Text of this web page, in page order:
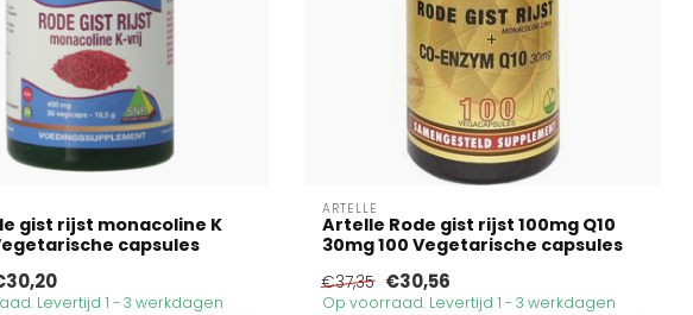
gist rijst monacoline K
capsules
Levertijd 1 - 3 werkdagen
ARTELLE
Artelle Rode gist rijst 100mg Q10
30mg 100 Vegetarische capsules
€37,35 €30,56
Op voorraad. Levertijd 1 - 3 werkdagen